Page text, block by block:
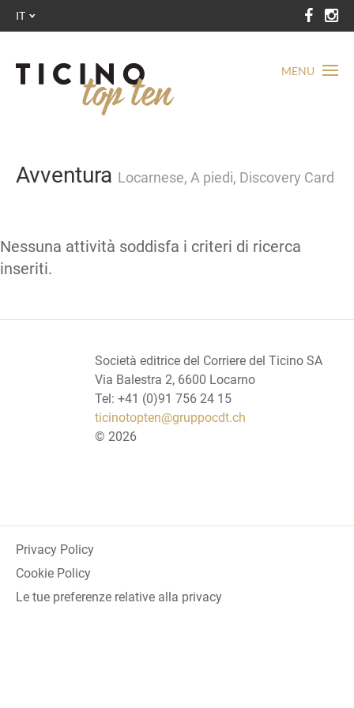
MENU
IT
Avventura Locarnese, A piedi, Discovery Card
Nessuna attività soddisfa i criteri di ricerca
inseriti.
Società editrice del Corriere del Ticino SA
Via Balestra 2, 6600 Locarno
Tel: +41 (0)91 756 24 15
ticinotopten@gruppocdt.ch
© 2026
Privacy Policy
Cookie Policy
Le tue preferenze relative alla privacy